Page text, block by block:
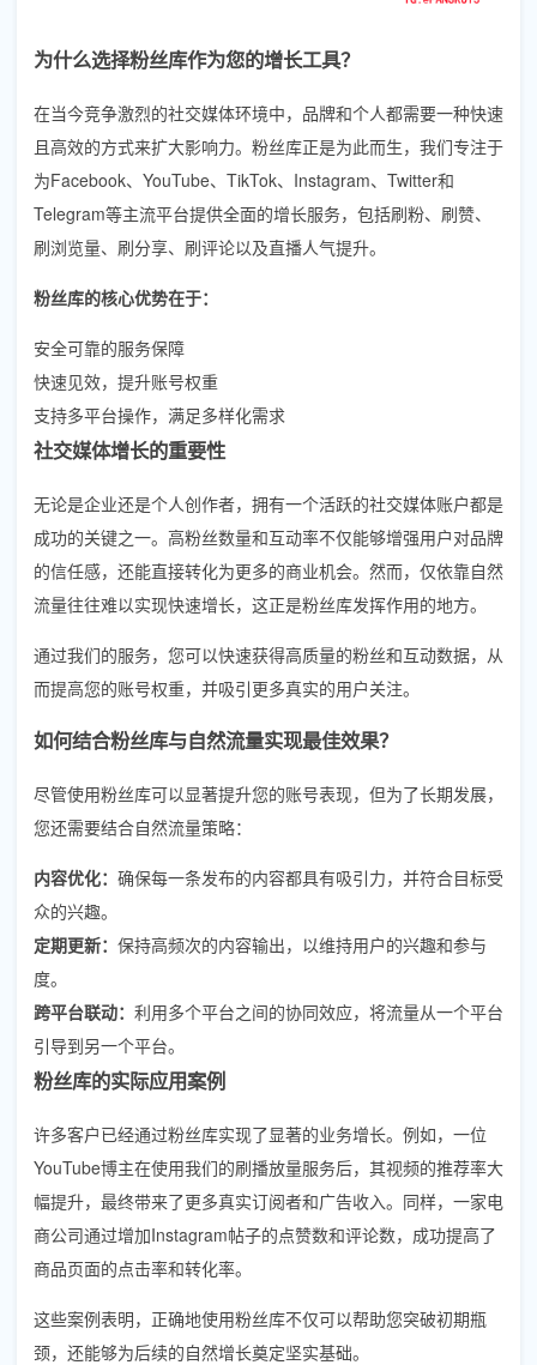
为什么选择粉丝库作为您的增长工具？
在当今竞争激烈的社交媒体环境中，品牌和个人都需要一种快速
且高效的方式来扩大影响力。粉丝库正是为此而生，我们专注于
为Facebook、YouTube、TikTok、Instagram、Twitter和
Telegram等主流平台提供全面的增长服务，包括刷粉、刷赞、
刷浏览量、刷分享、刷评论以及直播人气提升。
粉丝库的核心优势在于：
安全可靠的服务保障
快速见效，提升账号权重
支持多平台操作，满足多样化需求
社交媒体增长的重要性
无论是企业还是个人创作者，拥有一个活跃的社交媒体账户都是
成功的关键之一。高粉丝数量和互动率不仅能够增强用户对品牌
的信任感，还能直接转化为更多的商业机会。然而，仅依靠自然
流量往往难以实现快速增长，这正是粉丝库发挥作用的地方。
通过我们的服务，您可以快速获得高质量的粉丝和互动数据，从
而提高您的账号权重，并吸引更多真实的用户关注。
如何结合粉丝库与自然流量实现最佳效果？
尽管使用粉丝库可以显著提升您的账号表现，但为了长期发展，
您还需要结合自然流量策略：
内容优化： 确保每一条发布的内容都具有吸引力，并符合目标受
众的兴趣。
定期更新： 保持高频次的内容输出，以维持用户的兴趣和参与
度。
跨平台联动： 利用多个平台之间的协同效应，将流量从一个平台
引导到另一个平台。
粉丝库的实际应用案例
许多客户已经通过粉丝库实现了显著的业务增长。例如，一位
YouTube博主在使用我们的刷播放量服务后，其视频的推荐率大
幅提升，最终带来了更多真实订阅者和广告收入。同样，一家电
商公司通过增加Instagram帖子的点赞数和评论数，成功提高了
商品页面的点击率和转化率。
这些案例表明，正确地使用粉丝库不仅可以帮助您突破初期瓶
颈，还能够为后续的自然增长奠定坚实基础。